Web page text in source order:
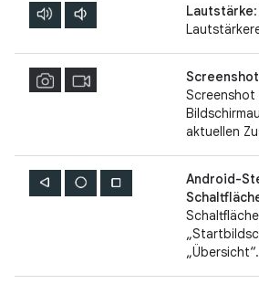
Lautstärke
Screenshot
Screenshot
aktuellen
Android-
„Übersicht“.